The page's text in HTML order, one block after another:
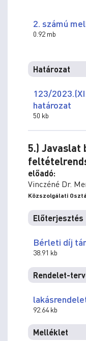
2. számú
0.92 mb
Határozat
123/
határozat
50 kb
5.) Javaslat
előadó:
Vinczéné Dr.
Közszolgálati
Előterjesztés
Bérleti díj
38.91 kb
Rendelet-
92.64 kb
Melléklet